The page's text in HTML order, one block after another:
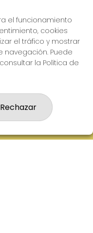
el funcionamiento
cookies
el tráfico y mostrar
navegación. Puede
la Política de
Rechazar